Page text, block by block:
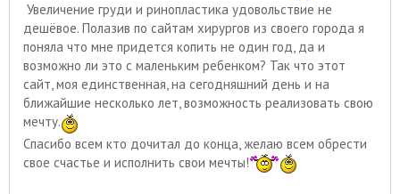
Увеличение груди и ринопластика удовольствие не
дешёвое. Полазив по сайтам хирургов из своего города я
поняла что мне придется копить не один год, да и
возможно ли это с маленьким ребенком? Так что этот
сайт, моя единственная, на сегодняшний день и на
ближайшие несколько лет, возможность реализовать свою
мечту.
Спасибо всем кто дочитал до конца, желаю всем обрести
свое счастье и исполнить свои мечты!